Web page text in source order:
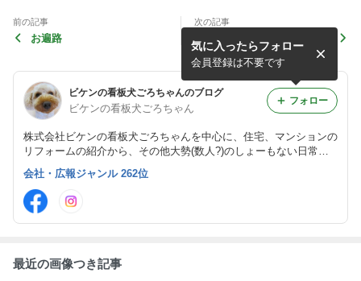
前の記事
お遍路
次の記事
ビケンの看板犬ごろちゃんのブログ
ビケンの看板犬ごろちゃん
株式会社ビケンの看板犬ごろちゃんを中心に、住宅、マンションの
リフォームの紹介から、その他大勢(数人?)のしょーもない日常な
どいろいろなことを発信していこうと思います。 どうか皆様あた
たかい目で見てやってください。 ごろm(_ _)m
気に入ったらフォロー
会員登録は不要です
フォロー
会社・広報ジャンル 262位
最近の画像つき記事